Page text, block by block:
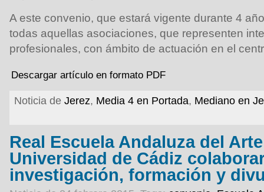
A este convenio, que estará vigente durante 4
todas aquellas asociaciones, que representen
profesionales, con ámbito de actuación en el
Descargar artículo en formato PDF
Noticia de Jerez, Media 4 en Portada, Mediano en
Real Escuela Andaluza del
Universidad de Cádiz
investigación, formación y